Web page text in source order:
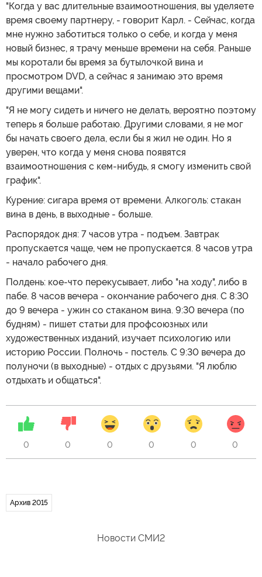
"Когда у вас длительные взаимоотношения, вы уделяете
время своему партнеру, - говорит Карл. - Сейчас, когда
мне нужно заботиться только о себе, и когда у меня
новый бизнес, я трачу меньше времени на себя. Раньше
мы коротали бы время за бутылочкой вина и
просмотром DVD, а сейчас я занимаю это время
другими вещами".
"Я не могу сидеть и ничего не делать, вероятно поэтому
теперь я больше работаю. Другими словами, я не мог
бы начать своего дела, если бы я жил не один. Но я
уверен, что когда у меня снова появятся
взаимоотношения с кем-нибудь, я смогу изменить свой
график".
Курение: сигара время от времени. Алкоголь: стакан
вина в день, в выходные - больше.
Распорядок дня: 7 часов утра - подъем. Завтрак
пропускается чаще, чем не пропускается. 8 часов утра
- начало рабочего дня.
Полдень: кое-что перекусывает, либо "на ходу", либо в
пабе. 8 часов вечера - окончание рабочего дня. С 8:30
до 9 вечера - ужин со стаканом вина. 9:30 вечера (по
будням) - пишет статьи для профсоюзных или
художественных изданий, изучает психологию или
историю России. Полночь - постель. С 9:30 вечера до
полуночи (в выходные) - отдых с друзьями. "Я люблю
отдыхать и общаться".
0 0 0 0 0 0
Архив 2015
Новости СМИ2